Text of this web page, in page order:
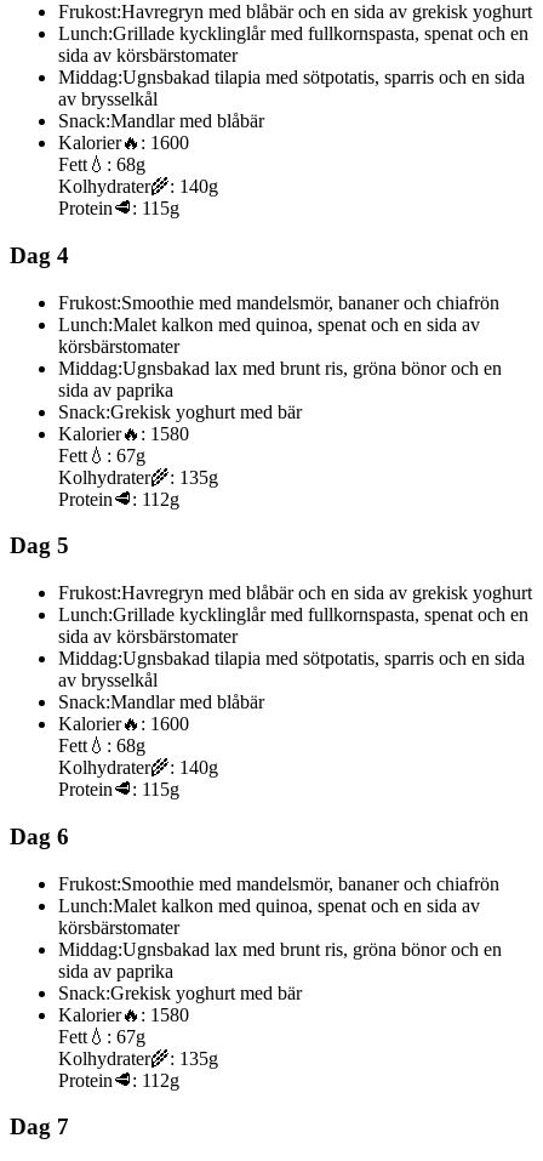
Frukost:Havregryn med blåbär och en sida av grekisk yoghurt
Lunch:Grillade kycklinglår med fullkornspasta, spenat och en
sida av körsbärstomater
Middag:Ugnsbakad tilapia med sötpotatis, sparris och en sida
av brysselkål
Snack:Mandlar med blåbär
Kalorier🔥: 1600
Fett 💧: 68g
Kolhydrater🌾: 140g
Protein🥩: 115g
Dag 4
Frukost:Smoothie med mandelsmör, bananer och chiafrön
Lunch:Malet kalkon med quinoa, spenat och en sida av
körsbärstomater
Middag:Ugnsbakad lax med brunt ris, gröna bönor och en
sida av paprika
Snack:Grekisk yoghurt med bär
Kalorier🔥: 1580
Fett 💧: 67g
Kolhydrater🌾: 135g
Protein🥩: 112g
Dag 5
Frukost:Havregryn med blåbär och en sida av grekisk yoghurt
Lunch:Grillade kycklinglår med fullkornspasta, spenat och en
sida av körsbärstomater
Middag:Ugnsbakad tilapia med sötpotatis, sparris och en sida
av brysselkål
Snack:Mandlar med blåbär
Kalorier🔥: 1600
Fett 💧: 68g
Kolhydrater🌾: 140g
Protein🥩: 115g
Dag 6
Frukost:Smoothie med mandelsmör, bananer och chiafrön
Lunch:Malet kalkon med quinoa, spenat och en sida av
körsbärstomater
Middag:Ugnsbakad lax med brunt ris, gröna bönor och en
sida av paprika
Snack:Grekisk yoghurt med bär
Kalorier🔥: 1580
Fett 💧: 67g
Kolhydrater🌾: 135g
Protein🥩: 112g
Dag 7